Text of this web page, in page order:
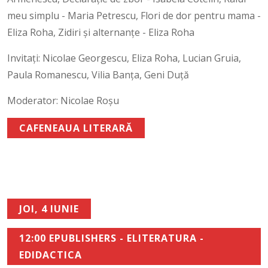
meu simplu - Maria Petrescu, Flori de dor pentru mama -
Eliza Roha, Zidiri și alternanțe - Eliza Roha
Invitați: Nicolae Georgescu, Eliza Roha, Lucian Gruia,
Paula Romanescu, Vilia Banța, Geni Duță
Moderator: Nicolae Roșu
CAFENEAUA LITERARĂ
JOI, 4 IUNIE
12:00 EPUBLISHERS - ELITERATURA -
EDIDACTICA